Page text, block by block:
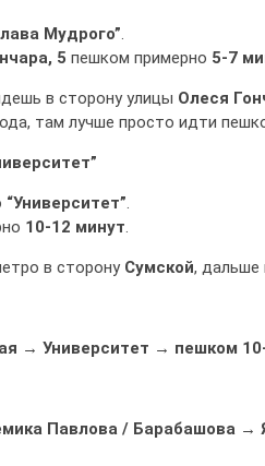
Мудрого”.
5 пешком примерно 5-7
в сторону улицы Олеся
там лучше просто идти
“Университет”.
10-12 минут.
в сторону Сумской, дальше
→ Университет → пешком
Павлова / Барабашова